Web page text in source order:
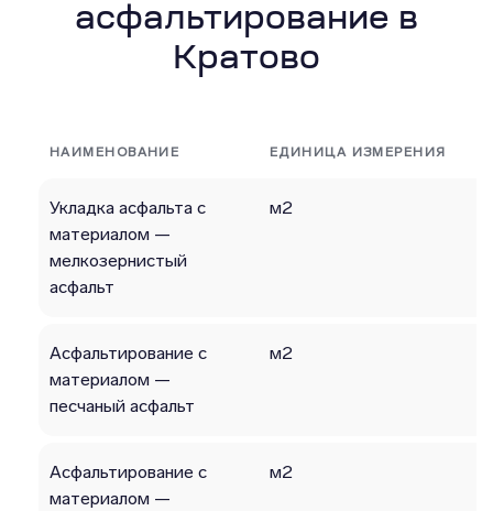
асфальтирование в
Кратово
НАИМЕНОВАНИЕ ЕДИНИЦА ИЗМЕРЕНИЯ
Укладка асфальта с
материалом —
мелкозернистый
асфальт
м2
Асфальтирование с
материалом —
песчаный асфальт
м2
Асфальтирование с
материалом —
м2